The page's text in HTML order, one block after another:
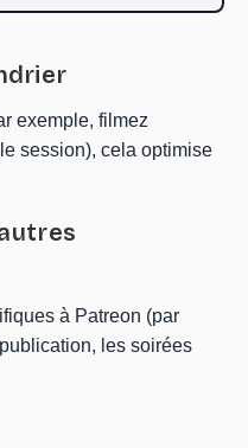
exemple, filmez
session), cela optimise
à Patreon (par
les soirées